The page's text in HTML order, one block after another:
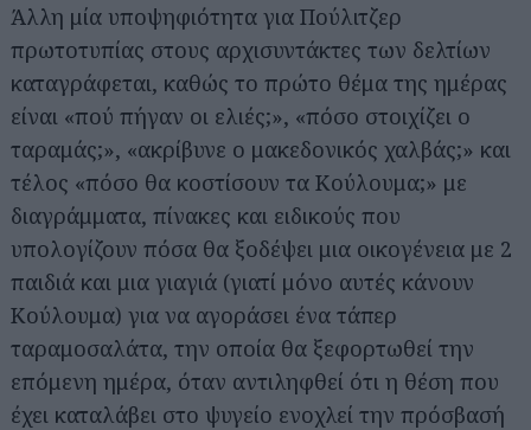
Άλλη μία υποψηφιότητα για Πούλιτζερ
πρωτοτυπίας στους αρχισυντάκτες των δελτίων
καταγράφεται, καθώς το πρώτο θέμα της ημέρας
είναι «πού πήγαν οι ελιές;», «πόσο στοιχίζει ο
ταραμάς;», «ακρίβυνε ο μακεδονικός χαλβάς;» και
τέλος «πόσο θα κοστίσουν τα Κούλουμα;» με
διαγράμματα, πίνακες και ειδικούς που
υπολογίζουν πόσα θα ξοδέψει μια οικογένεια με 2
παιδιά και μια γιαγιά (γιατί μόνο αυτές κάνουν
Κούλουμα) για να αγοράσει ένα τάπερ
ταραμοσαλάτα, την οποία θα ξεφορτωθεί την
επόμενη ημέρα, όταν αντιληφθεί ότι η θέση που
έχει καταλάβει στο ψυγείο ενοχλεί την πρόσβασή